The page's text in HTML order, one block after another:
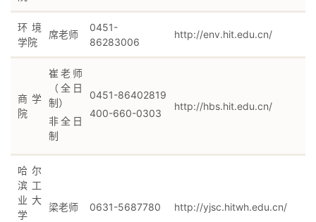
环境
学院
席老师
0451-
86283006
http://env.hit.edu.cn/
商学
院
崔老师
（全日
制）
非全日
制
0451-86402819
400-660-0303
http://hbs.hit.edu.cn/
哈尔
滨工
业大
学
梁老师 0631-5687780 http://yjsc.hitwh.edu.cn/